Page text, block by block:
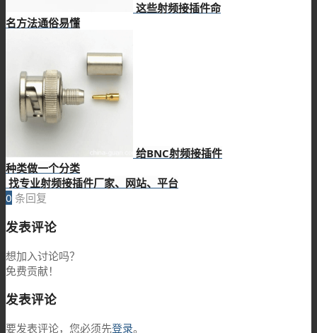
这些射频接插件命
名方法通俗易懂
给BNC射频接插件
种类做一个分类
找专业射频接插件厂家、网站、平台
0 条回复
发表评论
想加入讨论吗？
免费贡献！
发表评论
要发表评论，您必须先登录。